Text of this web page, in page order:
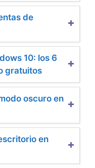
de
10: los 6
gratuitos
oscuro en
en